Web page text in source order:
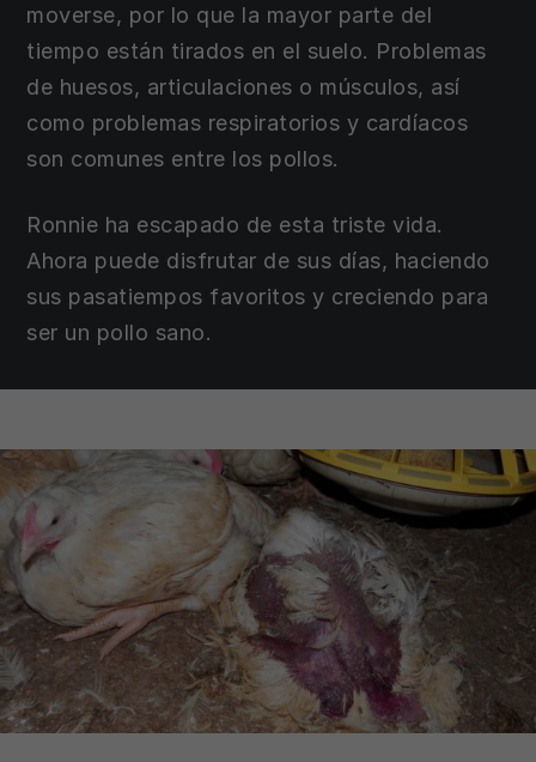
moverse, por lo que la mayor parte del
tiempo están tirados en el suelo. Problemas
de huesos, articulaciones o músculos, así
como problemas respiratorios y cardíacos
son comunes entre los pollos.
Ronnie ha escapado de esta triste vida.
Ahora puede disfrutar de sus días, haciendo
sus pasatiempos favoritos y creciendo para
ser un pollo sano.